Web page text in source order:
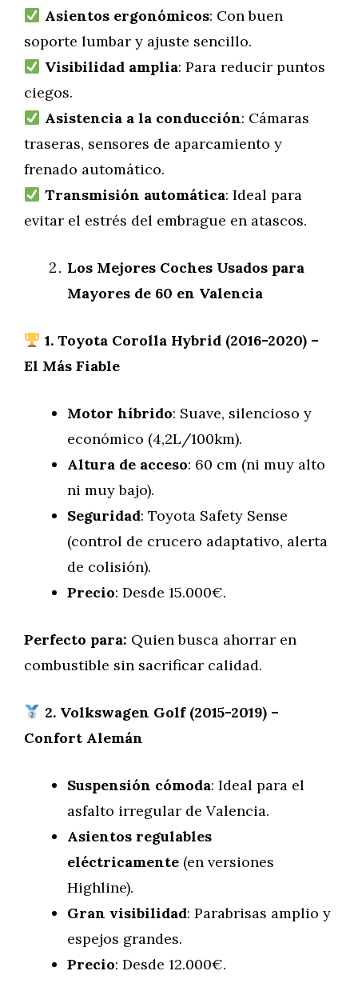
Asientos ergonómicos: Con buen
soporte lumbar y ajuste sencillo.
Visibilidad amplia: Para reducir puntos
ciegos.
Asistencia a la conducción: Cámaras
traseras, sensores de aparcamiento y
frenado automático.
Transmisión automática: Ideal para
evitar el estrés del embrague en atascos.
Los Mejores Coches Usados para
Mayores de 60 en Valencia
1. Toyota Corolla Hybrid (2016-2020) –
El Más Fiable
Motor híbrido: Suave, silencioso y
económico (4,2L/100km).
Altura de acceso: 60 cm (ni muy alto
ni muy bajo).
Seguridad: Toyota Safety Sense
(control de crucero adaptativo, alerta
de colisión).
Precio: Desde 15.000€.
Perfecto para: Quien busca ahorrar en
combustible sin sacrificar calidad.
2. Volkswagen Golf (2015-2019) –
Confort Alemán
Suspensión cómoda: Ideal para el
asfalto irregular de Valencia.
Asientos regulables
eléctricamente (en versiones
Highline).
Gran visibilidad: Parabrisas amplio y
espejos grandes.
Precio: Desde 12.000€.